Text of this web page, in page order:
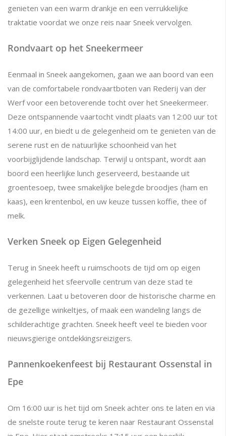
genieten van een warm drankje en een verrukkelijke
traktatie voordat we onze reis naar Sneek vervolgen.
Rondvaart op het Sneekermeer
Eenmaal in Sneek aangekomen, gaan we aan boord van een
van de comfortabele rondvaartboten van Rederij van der
Werf voor een betoverende tocht over het Sneekermeer.
Deze ontspannende vaartocht vindt plaats van 12:00 uur tot
14:00 uur, en biedt u de gelegenheid om te genieten van de
serene rust en de natuurlijke schoonheid van het
voorbijglijdende landschap. Terwijl u ontspant, wordt aan
boord een heerlijke lunch geserveerd, bestaande uit
groentesoep, twee smakelijke belegde broodjes (ham en
kaas), een krentenbol, en uw keuze tussen koffie, thee of
melk.
Verken Sneek op Eigen Gelegenheid
Terug in Sneek heeft u ruimschoots de tijd om op eigen
gelegenheid het sfeervolle centrum van deze stad te
verkennen. Laat u betoveren door de historische charme en
de gezellige winkeltjes, of maak een wandeling langs de
schilderachtige grachten. Sneek heeft veel te bieden voor
nieuwsgierige ontdekkingsreizigers.
Pannenkoekenfeest bij Restaurant Ossenstal in
Epe
Om 16:00 uur is het tijd om Sneek achter ons te laten en via
de snelste route terug te keren naar Restaurant Ossenstal